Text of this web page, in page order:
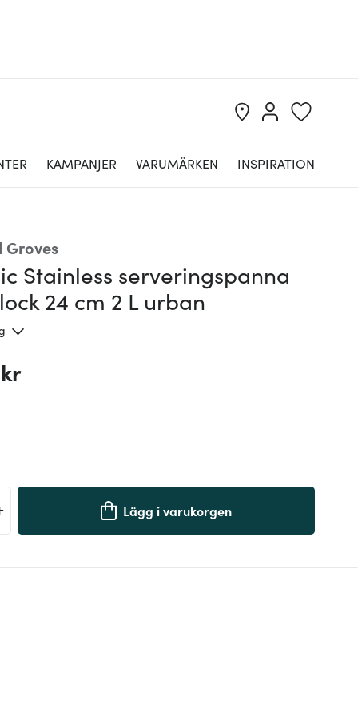
KAMPANJER VARUMÄRKEN INSPIRATION
Groves
Stainless serveringspanna
24 cm 2 L urban
Lägg i varukorgen